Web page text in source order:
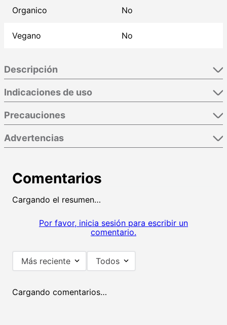
Organico No
Vegano No
Descripción
Indicaciones de uso
Precauciones
Advertencias
Comentarios
Cargando el resumen…
Por favor, inicia sesión para escribir un
comentario.
Más reciente Todos
Cargando comentarios…